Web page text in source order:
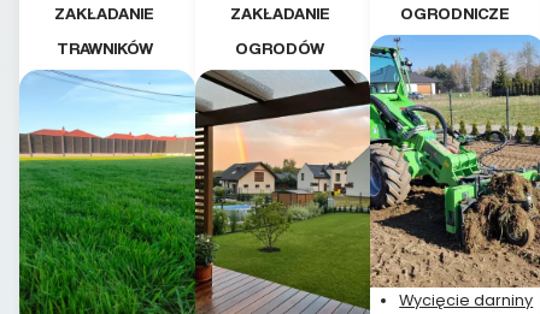
ZAKŁADANIE
TRAWNIKÓW
ZAKŁADANIE
OGRODÓW
OGRODNICZE
Wycięcie darniny